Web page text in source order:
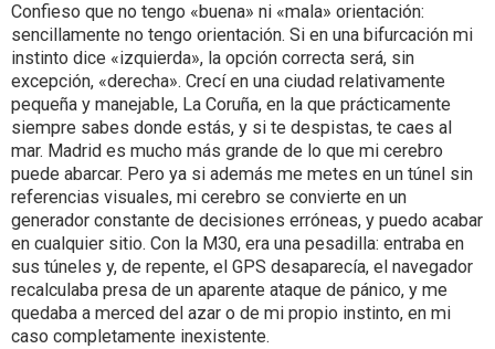
Confieso que no tengo «buena» ni «mala» orientación:
sencillamente no tengo orientación. Si en una bifurcación mi
instinto dice «izquierda», la opción correcta será, sin
excepción, «derecha». Crecí en una ciudad relativamente
pequeña y manejable, La Coruña, en la que prácticamente
siempre sabes donde estás, y si te despistas, te caes al
mar. Madrid es mucho más grande de lo que mi cerebro
puede abarcar. Pero ya si además me metes en un túnel sin
referencias visuales, mi cerebro se convierte en un
generador constante de decisiones erróneas, y puedo acabar
en cualquier sitio. Con la M30, era una pesadilla: entraba en
sus túneles y, de repente, el GPS desaparecía, el navegador
recalculaba presa de un aparente ataque de pánico, y me
quedaba a merced del azar o de mi propio instinto, en mi
caso completamente inexistente.